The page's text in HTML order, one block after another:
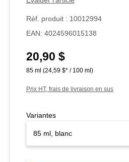
Réf. produit : 10012994
EAN: 4024596015138
Prix régulier :
20,90 $
85 ml (24,59 $* / 100 ml)
Prix HT, frais de livraison en sus
Variantes